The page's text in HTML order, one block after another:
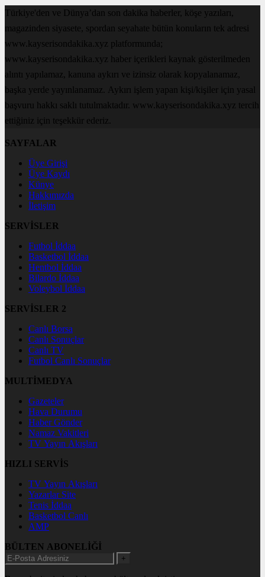
Türkiye'den ve Dünya’dan son dakika haberler, köşe yazıları,
magazinden siyasete, spordan seyahate bütün konuların tek adresi
www.kayserisondakika.xyz platformunda;
www.kayserisondakika.xyz haber içerikleri kaynak gösterilmeden
alıntı yapılamaz, kanuna aykırı ve izinsiz olarak kopyalanamaz,
başka yerde yayınlanamaz. Aykırı işlem yapan kişi/kişiler için yasal
başvuru hakkı saklı tutulmaktadır. www.kayserisondakika.xyz tercih
ettiğiniz için teşekkür ederiz.
SAYFALAR
Üye Girişi
Üye Kaydı
Künye
Hakkımızda
İletişim
SERVİSLER
Futbol İddaa
Basketbol İddaa
Hentbol İddaa
Bilardo İddaa
Voleybol İddaa
SERVİSLER 2
Canlı Borsa
Canlı Sonuçlar
Canlı TV
Futbol Canlı Sonuçlar
MULTİMEDYA
Gazeteler
Hava Durumu
Haber Gönder
Namaz Vakitleri
TV Yayın Akışları
HIZLI SERVİS
TV Yayın Akışları
Yazarlar Site
Tenis İddaa
Basketbol Canlı
AMP
BÜLTEN ABONELİĞİ
+